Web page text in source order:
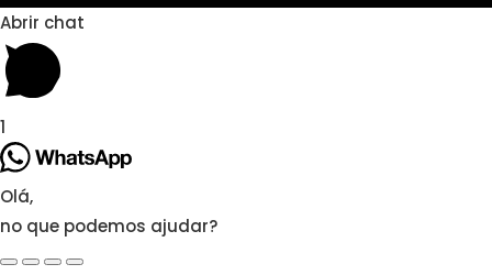
Abrir chat
1
Olá,
no que podemos ajudar?